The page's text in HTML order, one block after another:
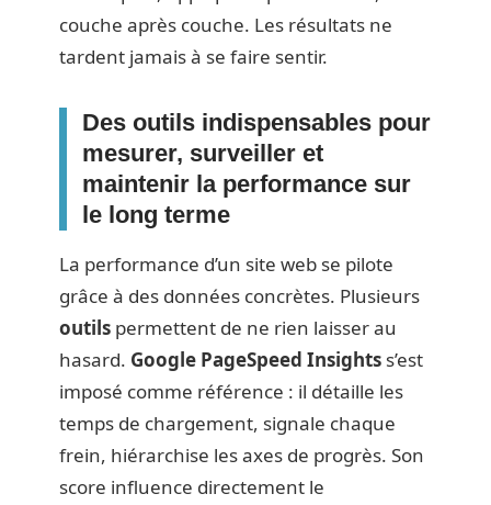
couche après couche. Les résultats ne
tardent jamais à se faire sentir.
Des outils indispensables pour
mesurer, surveiller et
maintenir la performance sur
le long terme
La performance d’un site web se pilote
grâce à des données concrètes. Plusieurs
outils permettent de ne rien laisser au
hasard. Google PageSpeed Insights s’est
imposé comme référence : il détaille les
temps de chargement, signale chaque
frein, hiérarchise les axes de progrès. Son
score influence directement le